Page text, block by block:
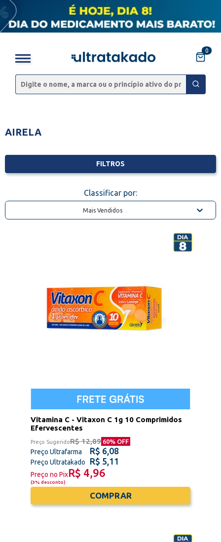
0
AIRELA
FILTROS
Classificar por:
Mais Vendidos
Vitamina C - Vitaxon C 1g 10 Comprimidos
Efervescentes
Preço SugeridoR$ 12,89 60% OFF
Preço Ultrafarma R$ 6,08
Preço Ultratakado R$ 5,11
Preço no PixR$ 4,96
(3% desconto)
COMPRAR